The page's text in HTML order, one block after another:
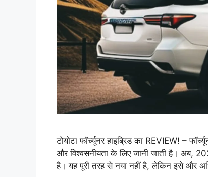
टोयोटा फॉर्च्यूनर हाइब्रिड का REVIEW! –
और विश्वसनीयता के लिए जानी जाती है। अब,
है। यह पूरी तरह से नया नहीं है, लेकिन इसे